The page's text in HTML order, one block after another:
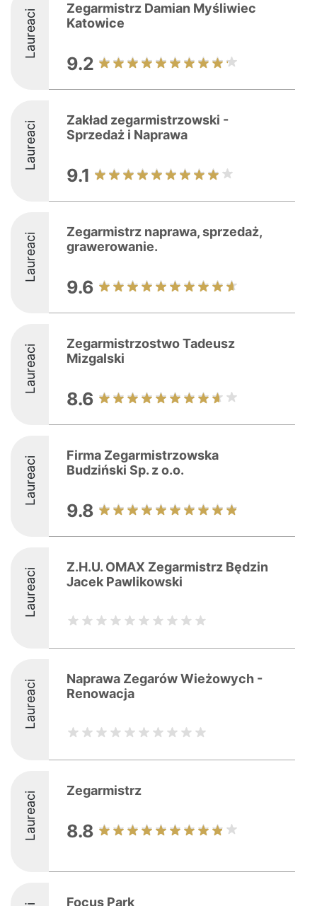
Laureaci
Zegarmistrz Damian Myśliwiec
Katowice
9.2
Laureaci
Zakład zegarmistrzowski -
Sprzedaż i Naprawa
9.1
Laureaci
Zegarmistrz naprawa, sprzedaż,
grawerowanie.
9.6
Laureaci
Zegarmistrzostwo Tadeusz
Mizgalski
8.6
Laureaci
Firma Zegarmistrzowska
Budziński Sp. z o.o.
9.8
Laureaci
Z.H.U. OMAX Zegarmistrz Będzin
Jacek Pawlikowski
Laureaci
Naprawa Zegarów Wieżowych -
Renowacja
Laureaci Zegarmistrz
8.8
Focus Park